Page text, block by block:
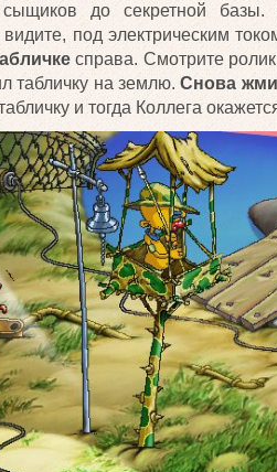
до секретной
под электрическим
справа. Смотрите
табличку на землю.Снова
и тогда Коллега